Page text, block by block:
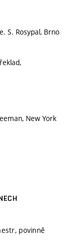
S. Rosypal, Brno
New York
povinně